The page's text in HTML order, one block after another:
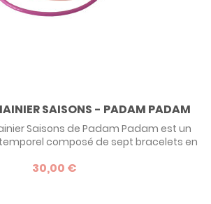
SAISONS - PADAM PADAM
Saisons de Padam Padam est un
composé de sept bracelets en
de coeur ou de trèfle. Il s’adapte à
30,00 €